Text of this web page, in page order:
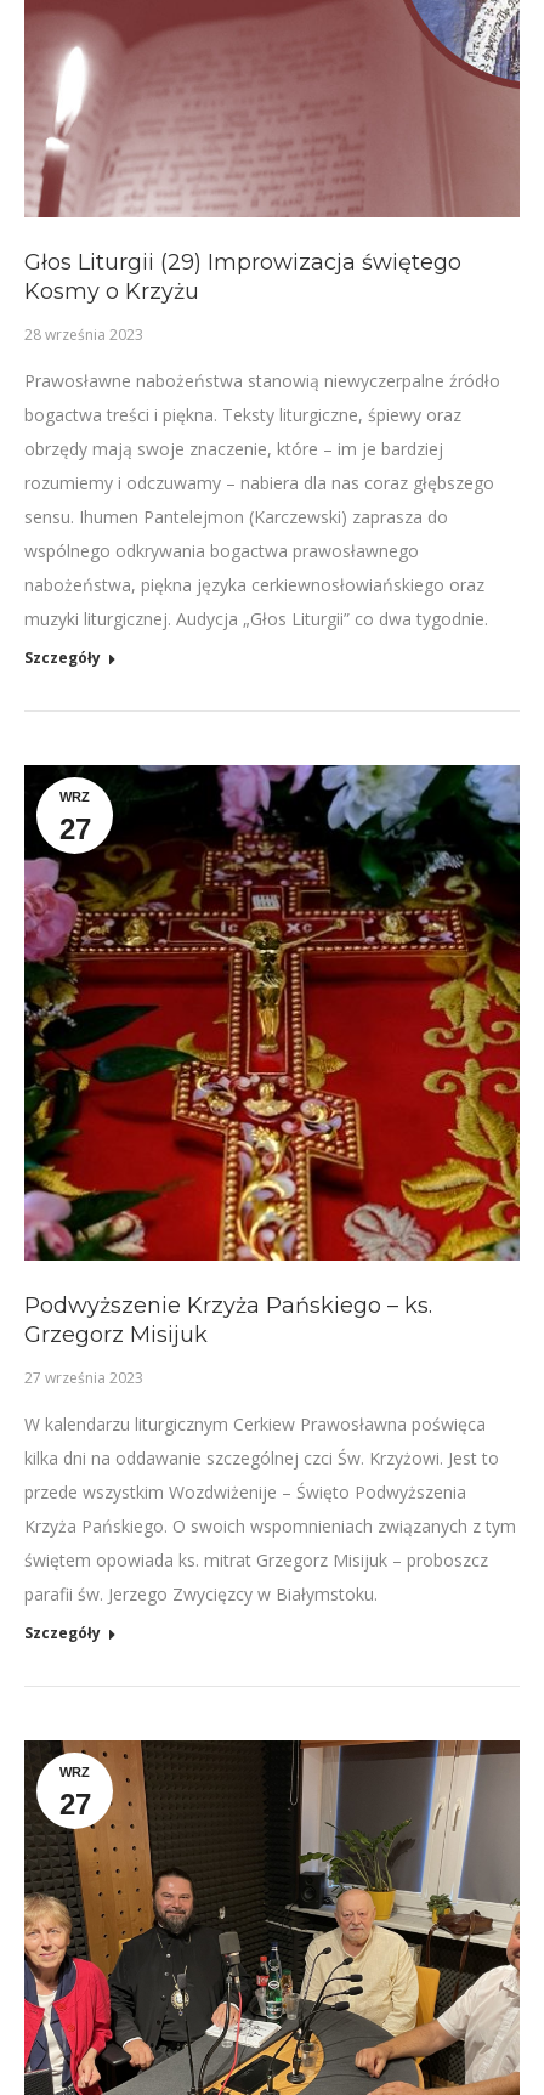
Głos Liturgii (29) Improwizacja świętego
Kosmy o Krzyżu
28 września 2023
Prawosławne nabożeństwa stanowią niewyczerpalne źródło
bogactwa treści i piękna. Teksty liturgiczne, śpiewy oraz
obrzędy mają swoje znaczenie, które – im je bardziej
rozumiemy i odczuwamy – nabiera dla nas coraz głębszego
sensu. Ihumen Pantelejmon (Karczewski) zaprasza do
wspólnego odkrywania bogactwa prawosławnego
nabożeństwa, piękna języka cerkiewnosłowiańskiego oraz
muzyki liturgicznej. Audycja „Głos Liturgii” co dwa tygodnie.
Szczegóły
WRZ
27
Podwyższenie Krzyża Pańskiego – ks.
Grzegorz Misijuk
27 września 2023
W kalendarzu liturgicznym Cerkiew Prawosławna poświęca
kilka dni na oddawanie szczególnej czci Św. Krzyżowi. Jest to
przede wszystkim Wozdwiżenije – Święto Podwyższenia
Krzyża Pańskiego. O swoich wspomnieniach związanych z tym
świętem opowiada ks. mitrat Grzegorz Misijuk – proboszcz
parafii św. Jerzego Zwycięzcy w Białymstoku.
Szczegóły
WRZ
27